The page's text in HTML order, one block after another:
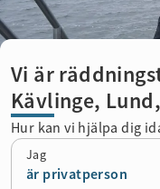
Vi är
Kävlinge,
Hur kan vi hjälpa dig
Jag
är privatperson